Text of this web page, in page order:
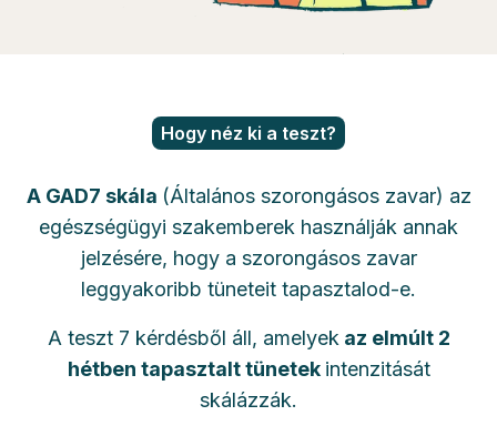
Hogy néz ki a teszt?
A GAD7 skála (Általános szorongásos zavar) az
egészségügyi szakemberek használják annak
jelzésére, hogy a szorongásos zavar
leggyakoribb tüneteit tapasztalod-e.
A teszt 7 kérdésből áll, amelyekaz elmúlt 2
hétben tapasztalt tünetek intenzitását
skálázzák.